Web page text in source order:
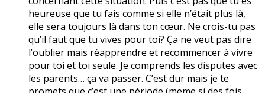
heureuse que tu fais comme si elle n’était plus là,
elle sera toujours là dans ton cœur. Ne crois-tu pas
qu’il faut que tu vives pour toi? Ça ne veut pas dire
l’oublier mais réapprendre et recommencer à vivre
pour toi et toi seule. Je comprends les disputes avec
les parents… ça va passer. C’est dur mais je te